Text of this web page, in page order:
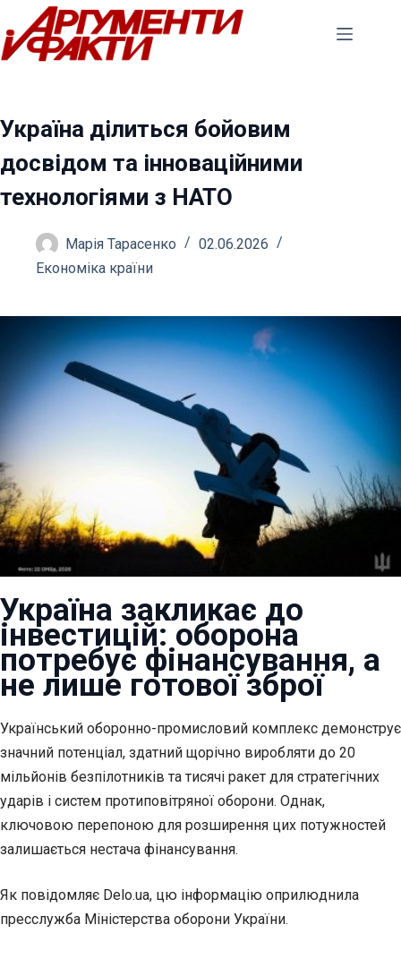
Перейти
до
вмісту
Україна ділиться бойовим
досвідом та інноваційними
технологіями з НАТО
Марія Тарасенко
02.06.2026
Економіка країни
Україна закликає до
інвестицій: оборона
потребує фінансування, а
не лише готової зброї
Український оборонно-промисловий комплекс демонструє
значний потенціал, здатний щорічно виробляти до 20
мільйонів безпілотників та тисячі ракет для стратегічних
ударів і систем протиповітряної оборони. Однак,
ключовою перепоною для розширення цих потужностей
залишається нестача фінансування.
Як повідомляє Delo.ua, цю інформацію оприлюднила
пресслужба Міністерства оборони України.